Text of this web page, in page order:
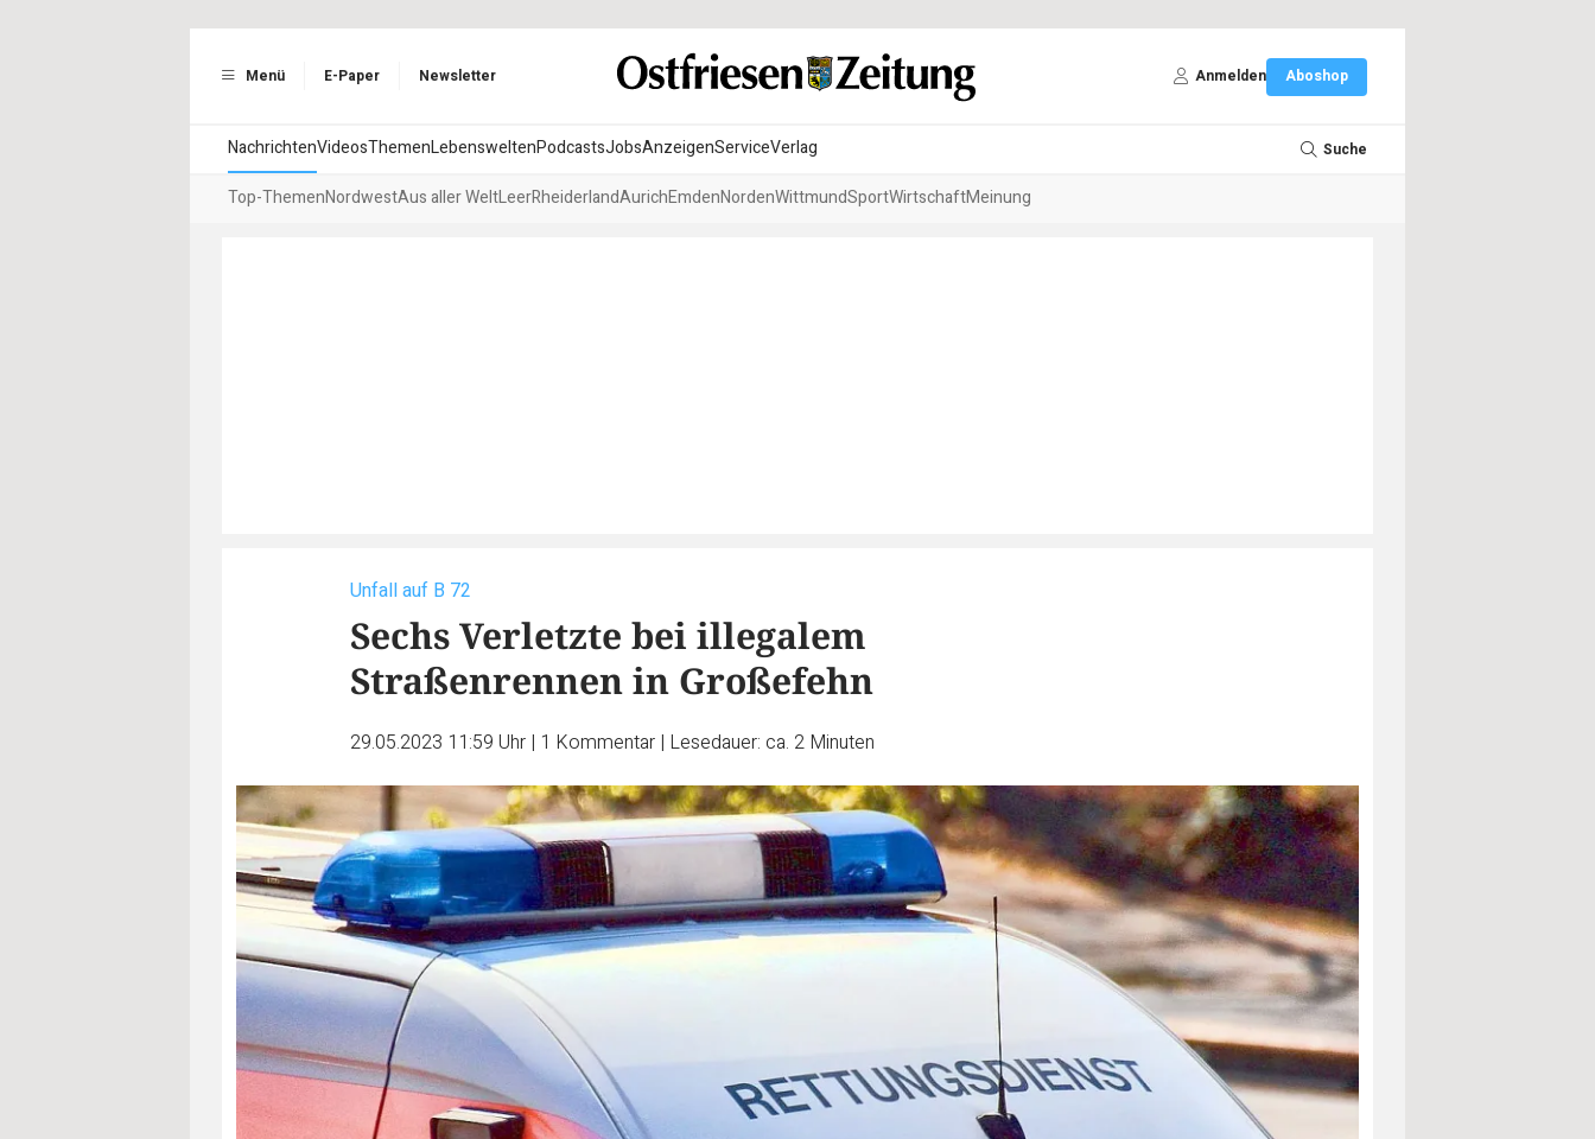
Menü E-Paper Newsletter Anmelden Aboshop
NachrichtenVideosThemenLebensweltenPodcastsJobsAnzeigenServiceVerlag Suche
Top-ThemenNordwestAus aller WeltLeerRheiderlandAurichEmdenNordenWittmundSportWirtschaftMeinung
Unfall auf B 72
Sechs Verletzte bei illegalem
Straßenrennen in Großefehn
29.05.2023 11:59 Uhr | 1 Kommentar | Lesedauer: ca. 2 Minuten